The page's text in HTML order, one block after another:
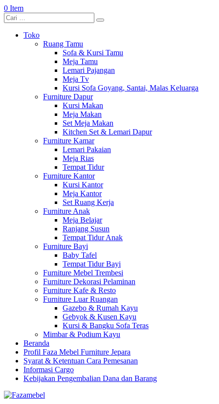
0 Item
Toko
Ruang Tamu
Sofa & Kursi Tamu
Meja Tamu
Lemari Pajangan
Meja Tv
Kursi Sofa Goyang, Santai, Malas Keluarga
Furniture Dapur
Kursi Makan
Meja Makan
Set Meja Makan
Kitchen Set & Lemari Dapur
Furniture Kamar
Lemari Pakaian
Meja Rias
Tempat Tidur
Furniture Kantor
Kursi Kantor
Meja Kantor
Set Ruang Kerja
Furniture Anak
Meja Belajar
Ranjang Susun
Tempat Tidur Anak
Furniture Bayi
Baby Tafel
Tempat Tidur Bayi
Furniture Mebel Trembesi
Furniture Dekorasi Pelaminan
Furniture Kafe & Resto
Furniture Luar Ruangan
Gazebo & Rumah Kayu
Gebyok & Kusen Kayu
Kursi & Bangku Sofa Teras
Mimbar & Podium Kayu
Beranda
Profil Faza Mebel Furniture Jepara
Syarat & Ketentuan Cara Pemesanan
Informasi Cargo
Kebijakan Pengembalian Dana dan Barang